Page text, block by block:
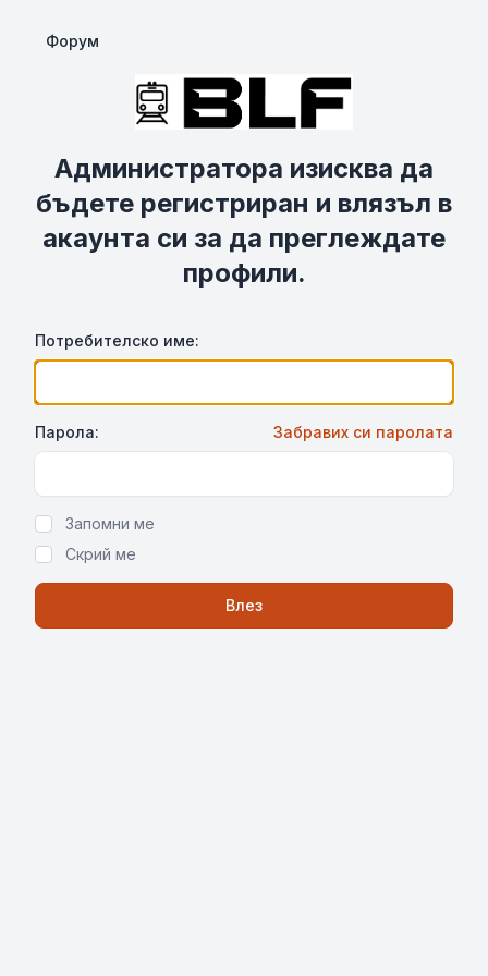
Форум
Администратора изисква да
бъдете регистриран и влязъл в
акаунта си за да преглеждате
профили.
Потребителско име:
Парола: Забравих си паролата
Запомни ме
Скрий ме
Влез